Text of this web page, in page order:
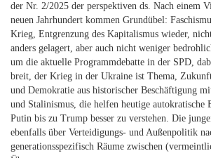
der Nr. 2/2025 der perspektiven ds. Nach einem
neuen Jahrhundert kommen Grundübel:
Krieg, Entgrenzung des Kapitalismus wieder,
anders gelagert, aber auch nicht weniger
um die aktuelle Programmdebatte in der SPD,
breit, der Krieg in der Ukraine ist Thema,
und Demokratie aus historischer Beschäftigung
und Stalinismus, die helfen heutige autokratische
Putin bis zu Trump besser zu verstehen. Die
ebenfalls über Verteidigungs- und Außenpolitik
generationsspezifisch Räume zwischen